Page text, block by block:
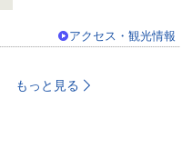
アクセス・観光情報
もっと見る